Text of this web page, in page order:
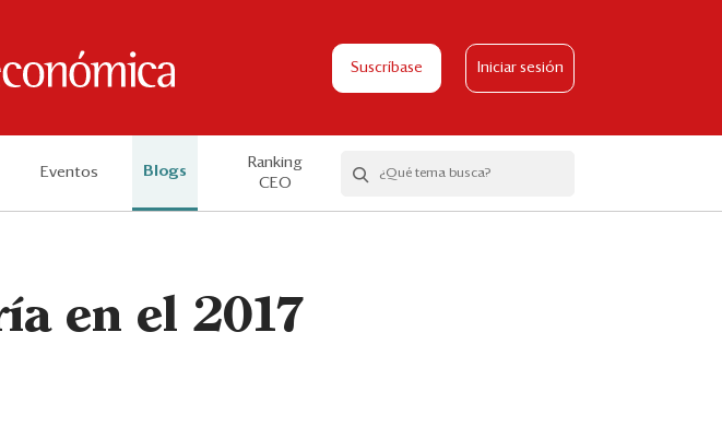
Suscríbase Iniciar sesión
Eventos Blogs
Ranking
CEO
en el 2017